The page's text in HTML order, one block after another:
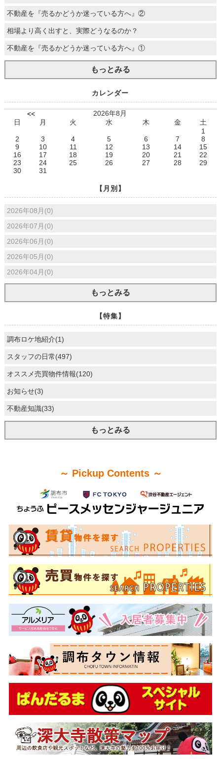
不動産を『売るかどうか迷っている方へ』②
相場より高く出すと、実際どうなるのか？
不動産を『売るかどうか迷っている方へ』①
もっとみる
カレンダー
<<
2026年8月
日
月 火 水 木 金
土
1
2
3 4 5 6 7
8
9
10 11 12 13 14
15
16
17 18 19 20 21
22
23
24 25 26 27 28
29
30
31
【月別】
2026年08月(0)
2026年07月(0)
2026年06月(0)
2026年05月(0)
2026年04月(0)
もっとみる
【特集】
調布ロケ地紹介(1)
スタッフの日常(497)
オススメ売買物件情報(120)
お知らせ(3)
不動産知識(33)
もっとみる
～ Pickup Contents ～